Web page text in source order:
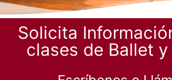
Solicita
clases de Ballet